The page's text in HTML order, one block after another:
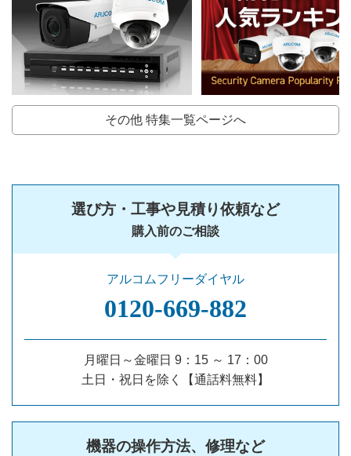
その他 特集一覧ページへ
選び方・工事や見積り依頼など
購入前のご相談
アルコムフリーダイヤル
0120‐669‐882
月曜日～金曜日 9：15 ～ 17：00
土日・祝日を除く【通話料無料】
機器の操作方法、修理など